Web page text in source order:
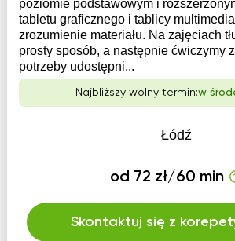
poziomie podstawowym i
tabletu graficznego i tablicy
zrozumienie materiału. Na zajęciach
prosty sposób, a następnie ćwiczymy
potrzeby udostępni...
Najbliższy wolny termin:w
Łódź
od 72 zł/60 min
Skontaktuj się z